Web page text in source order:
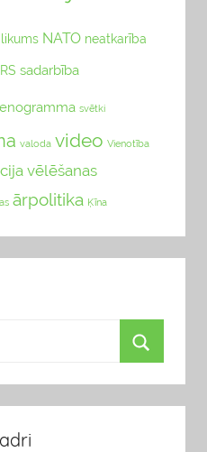
likums NATO neatkarība
sadarbība
svētki
valoda video Vienotība
vēlēšanas
ārpolitika Ķīna